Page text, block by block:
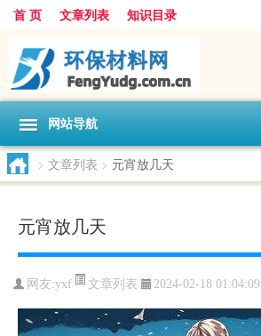
首 页 文章列表 知识目录
网站导航
> 文章列表 > 元宵放几天
元宵放几天
网友:yxf 文章列表 2024-02-18 01:04:09